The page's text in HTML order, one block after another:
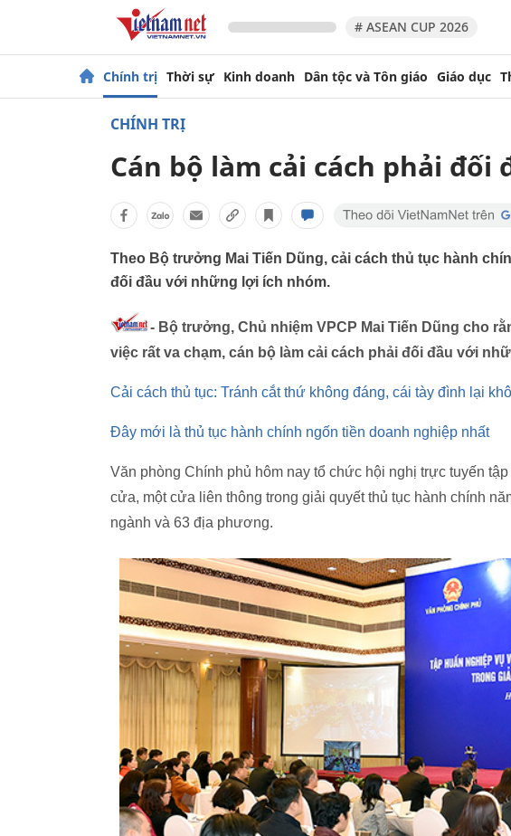
# ASEAN CUP 2026
Chính trị Thời sự Kinh doanh Dân tộc và Tôn giáo Giáo dục
CHÍNH TRỊ
Cán bộ làm cải cách phải
Theo Bộ trưởng Mai Tiến Dũng, cải cách thủ tục hành
đối đầu với những lợi ích nhóm.
- Bộ trưởng, Chủ nhiệm VPCP Mai Tiến Dũng cho
việc rất va chạm, cán bộ làm cải cách phải đối đầu với
Cải cách thủ tục: Tránh cắt thứ không đáng, cái tày đình lại
Đây mới là thủ tục hành chính ngốn tiền doanh nghiệp nhất
Văn phòng Chính phủ hôm nay tổ chức hội nghị trực tuyến
cửa, một cửa liên thông trong giải quyết thủ tục hành chính
ngành và 63 địa phương.